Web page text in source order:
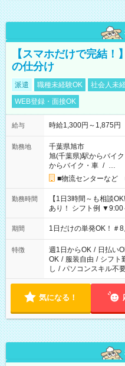
【スマホだけで完結！
の仕分け
派遣 職種未経験OK 社会人未
WEB登録・面接OK
給与 時給1,300円～1,875円
勤務地
千葉県旭市
旭(千葉県)駅からバイ
からバイク・車 / …
■物流センターなど
勤務時間
【1日3時間～も相談
あり！ シフト例
▼18:00～21:00
期間 1日だけの単発OK！＃
特徴 週1日からOK / 日払い
OK / 服装自由 / シフト
し / パソコンスキル不
気になる！